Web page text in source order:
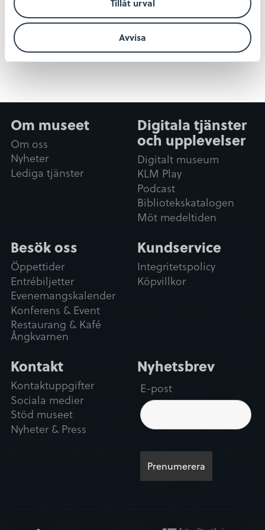
Tillåt urval
Avvisa
Dela:
facebooktwitterlinkedinpinterest
Om museet
Om oss
Nyheter
Lediga tjänster
Digitala tjänster
och upplevelser
Digitalt museum
KLM Play
Podcast
Bibliotekskatalogen
Möt medeltiden
Besök oss
Öppettider
Entrébiljetter
Evenemangskalender
Konferens & Event
Restaurang & Kafé
Ångkvarnen
Kundservice
Integritetspolicy
Köpvillkor
Kontakt
Kontaktuppgifter
Sociala medier
Stöd museet
Nyheter & Press
Nyhetsbrev
E-post